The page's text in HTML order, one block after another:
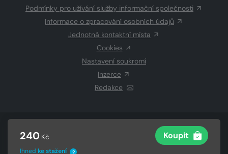
240 Kč Koupit
Ihned ke stažení ?
Podmínky pro užívání služby informační společnosti
Informace o zpracování osobních údajů
Jednotná kontaktní místa
Cookies
Nastavení soukromí
Inzerce
Redakce
CZECH NEWS CENTER a.s.a dodavatelé
Vysázeno